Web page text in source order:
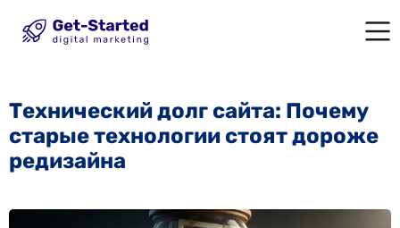
Технический долг сайта: Почему
старые технологии стоят дороже
редизайна